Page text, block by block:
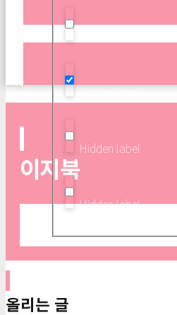
Hidden label
Hidden label
Hidden label
이지북
올리는 글